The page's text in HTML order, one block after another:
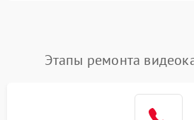
Этапы ремонта